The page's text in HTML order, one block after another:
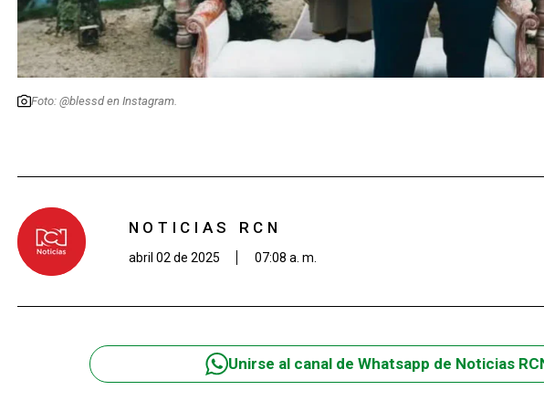
Foto: @blessd en Instagram.
NOTICIAS RCN
abril 02 de 2025 07:08 a. m.
Unirse al canal de Whatsapp de Noticias